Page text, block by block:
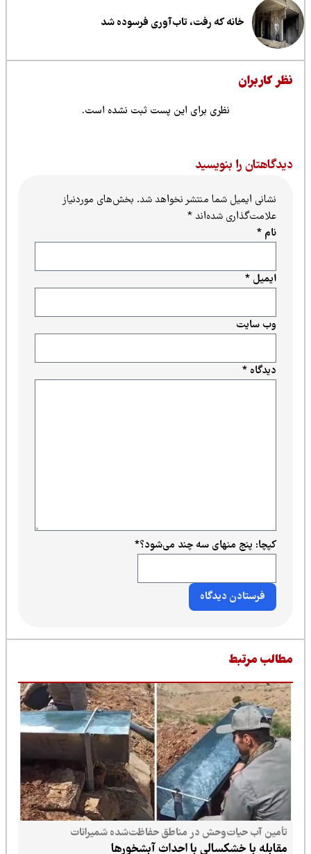
خانه که رفت، تاب‌آوری فرسوده شد
کاربران
نظری برای این پست ثبت نشده است.
را بنویسید
نشانی ایمیل شما منتشر نخواهد شد.بخش‌های موردنیاز
علامت‌گذاری شده‌اند*
دیدگاه*
ایمیل*
وب‌ سایت
کپچا: پنج منهای سه چند می‌شود؟*
مرتبط
تأمین آب حیات‌وحش در مناطق حفاظت‌شده شمیرانات
مقابله با خشکسالی با احداث آبشخورها